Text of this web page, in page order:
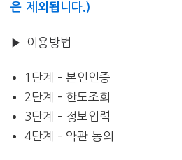
은 제외됩니다.)
▶ 이용방법
1단계 – 본인인증
2단계 – 한도조회
3단계 – 정보입력
4단계 – 약관 동의